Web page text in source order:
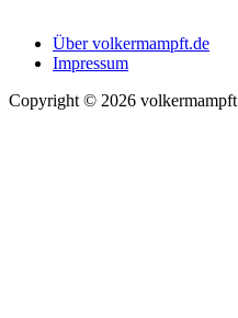
Über volkermampft.de
Impressum
Copyright © 2026 volkermampft